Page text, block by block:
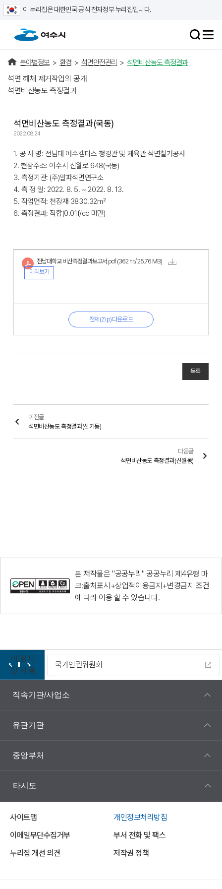
이 누리집은 대한민국 공식 전자정부 누리집입니다.
분야별정보 > 환경 > 석면안전관리 > 석면비산농도 측정결과
석면 해체 제거작업의 공개
석면비산농도 측정결과
석면비산농도 측정결과(국동)
2022.08.24
1. 공 사 명: 전남대 여수캠퍼스 청경관 및 체육관 석면철거공사
2. 현장주소: 여수시 신월로 648(국동)
3. 측정기관: (주)알파석면연구소
4. 측 정 일: 2022. 8. 5. ~ 2022. 8. 13.
5. 작업면적: 천장재 3830.32㎡
6. 측정결과: 적합(0.01f/cc 미만)
전남대학교 비산측정결과보고서.pdf (362 hit/ 25.76 MB)
미리보기
전체(Zip)다운로드
목록
이전글
석면비산농도 측정결과(신기동)
다음글
석면비산농도 측정결과(신월동)
본 저작물은 "공공누리"공공누리 제4유형 마
크:출처표시+상업적이용금지+변경금지 조건
에 따라 이용 할 수 있습니다.
이
전
정
지
다
음
원회
직속기관/사업소
유관기관
중앙부처
타시도
사이트맵
개인정보처리방침
이메일무단수집거부
부서 전화 및 팩스
누리집 개선 의견
저작권 정책